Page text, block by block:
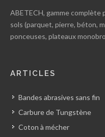
ABETECH, gamme
sols (parquet, pierre, béton,
ponceuses, plateaux
ARTICLES
Bandes abrasives sans fin
Carbure de Tungstène
Coton à mécher